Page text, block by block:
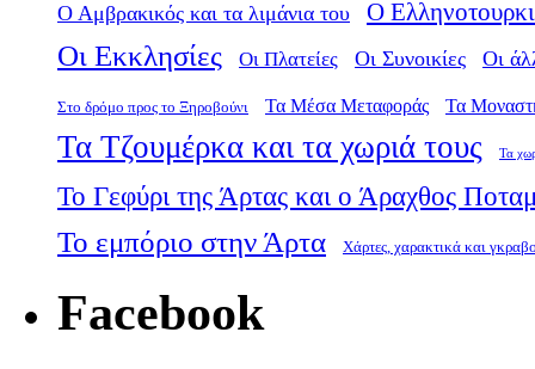
Ο Αμβρακικός και τα λιμάνια του Ο
Οι Εκκλησίες Οι Πλατείες Οι Συνοικίες Οι
Στο δρόμο προς το Ξηροβούνι Τα Μέσα Μεταφοράς Τα
Τα Τζουμέρκα και τα χωριά τους Τα
Το Γεφύρι της Άρτας και ο Άραχθος
Το εμπόριο στην Άρτα Χάρτες, χαρακτικά και
Facebook